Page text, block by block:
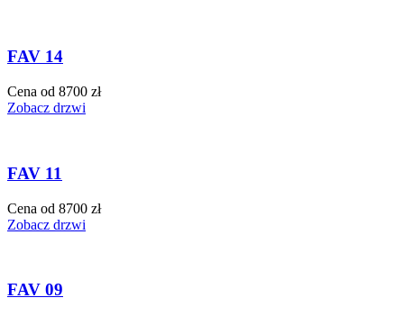
FAV 14
Cena od 8700 zł
Zobacz drzwi
FAV 11
Cena od 8700 zł
Zobacz drzwi
FAV 09